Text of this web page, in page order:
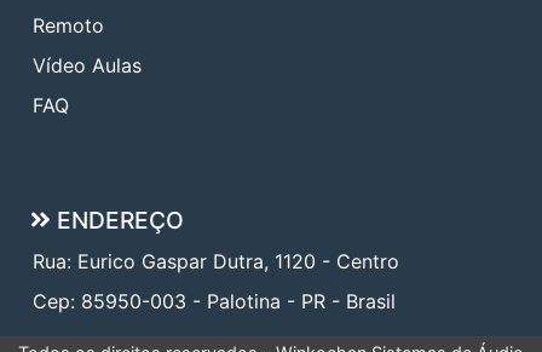
Remoto
Vídeo Aulas
FAQ
ENDEREÇO
Rua: Eurico Gaspar Dutra, 1120 - Centro
Cep: 85950-003 - Palotina - PR - Brasil